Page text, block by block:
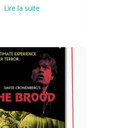
Lire la suite